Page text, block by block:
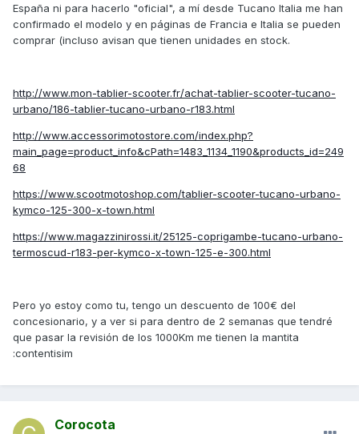
España ni para hacerlo "oficial", a mí desde Tucano Italia me han
confirmado el modelo y en páginas de Francia e Italia se pueden
comprar (incluso avisan que tienen unidades en stock.
http://www.mon-tablier-scooter.fr/achat-tablier-scooter-tucano-
urbano/186-tablier-tucano-urbano-r183.html
http://www.accessorimotostore.com/index.php?
main_page=product_info&cPath=1483_1134_1190&products_id=249
68
https://www.scootmotoshop.com/tablier-scooter-tucano-urbano-
kymco-125-300-x-town.html
https://www.magazzinirossi.it/25125-coprigambe-tucano-urbano-
termoscud-r183-per-kymco-x-town-125-e-300.html
Pero yo estoy como tu, tengo un descuento de 100€ del
concesionario, y a ver si para dentro de 2 semanas que tendré
que pasar la revisión de los 1000Km me tienen la mantita
:contentisim
Corocota